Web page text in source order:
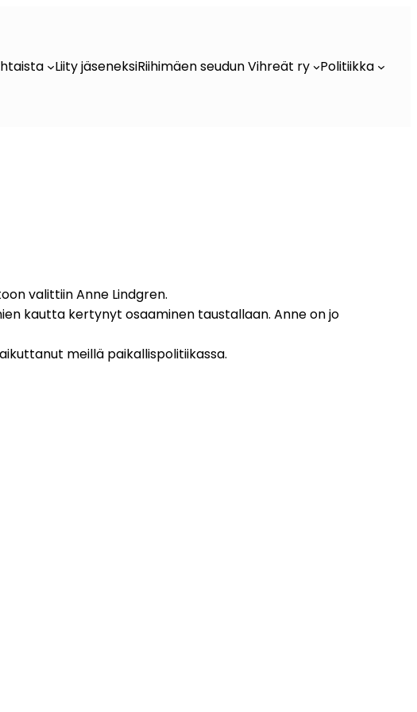
Liity jäseneksiRiihimäen seudun Vihreät ry Politiikka
valittiin Anne Lindgren.
kautta kertynyt osaaminen taustallaan. Anne on jo
meillä paikallispolitiikassa.